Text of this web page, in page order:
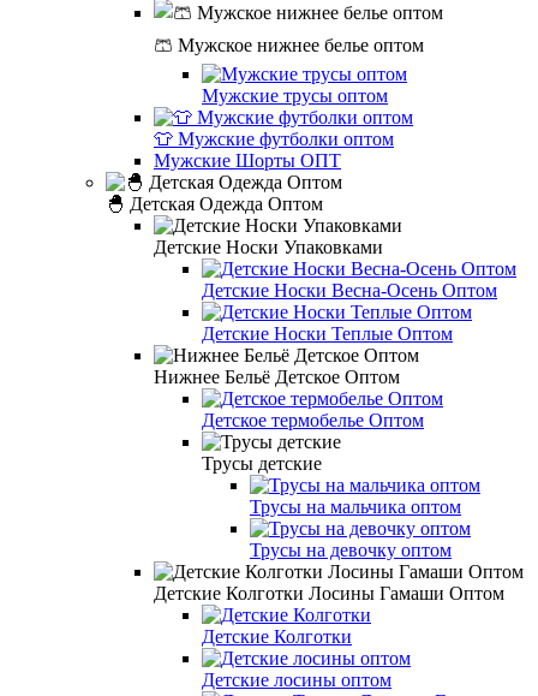
🩳 Мужское нижнее белье оптом
Мужские трусы оптом
👕 Мужские футболки оптом
Мужские Шорты ОПТ
🐣 Детская Одежда Оптом
Детские Носки Упаковками
Детские Носки Весна-Осень Оптом
Детские Носки Теплые Оптом
Нижнее Бельё Детское Оптом
Детское термобелье Оптом
Трусы детские
Трусы на мальчика оптом
Трусы на девочку оптом
Детские Колготки Лосины Гамаши Оптом
Детские Колготки
Детские лосины оптом